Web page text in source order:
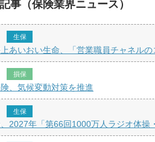
事（保険業界ニュース）
生保
あいおい生命、「営業職員チャネル
損保
険、気候変動対策を推進
生保
2027年「第66回1000万人ラジオ体操